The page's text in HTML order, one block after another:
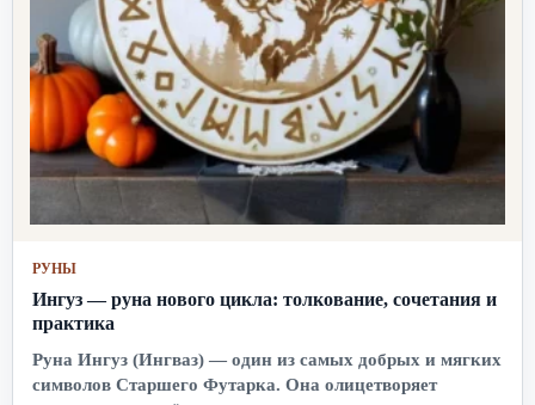
РУНЫ
Ингуз — руна нового цикла: толкование, сочетания и
практика
Руна Ингуз (Ингваз) — один из самых добрых и мягких
символов Старшего Футарка. Она олицетворяет